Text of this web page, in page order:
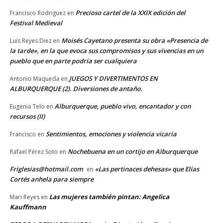
Francisco Rodriguez en Precioso cartel de la XXIX edición del
Festival Medieval
Luis Reyes Diez en Moisés Cayetano presenta su obra «Presencia de
la tarde», en la que evoca sus compromisos y sus vivencias en un
pueblo que en parte podría ser cualquiera
Antonio Maqueda en JUEGOS Y DIVERTIMENTOS EN
ALBURQUERQUE (2). Diversiones de antaño.
Eugenia Telo en Alburquerque, pueblo vivo, encantador y con
recursos (II)
Francisco en Sentimientos, emociones y violencia vicaria
Rafael Pérez Soto en Nochebuena en un cortijo en Alburquerque
Friglesias@hotmail.com en «Las pertinaces dehesas» que Elías
Cortés anhela para siempre
Mari Reyes en Las mujeres también pintan: Angelica
Kauffmann